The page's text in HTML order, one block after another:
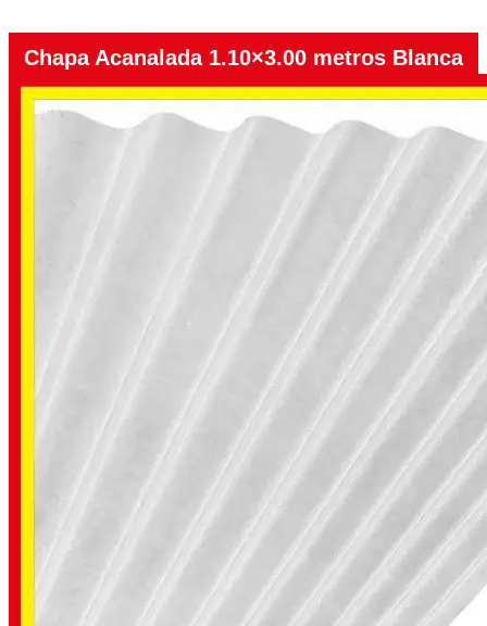
Chapa Acanalada 1.10×3.00 metros Blanca